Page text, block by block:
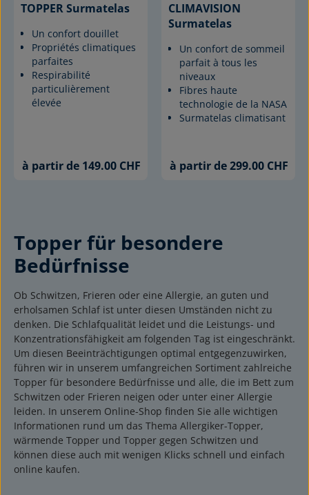
TOPPER Surmatelas
Un confort douillet
Propriétés climatiques
parfaites
Respirabilité
particulièrement
élevée
à partir de 149.00 CHF
CLIMAVISION
Surmatelas
Un confort de sommeil
parfait à tous les
niveaux
Fibres haute
technologie de la NASA
Surmatelas climatisant
à partir de 299.00 CHF
Topper für besondere
Bedürfnisse
Ob Schwitzen, Frieren oder eine Allergie, an guten und
erholsamen Schlaf ist unter diesen Umständen nicht zu
denken. Die Schlafqualität leidet und die Leistungs- und
Konzentrationsfähigkeit am folgenden Tag ist eingeschränkt.
Um diesen Beeinträchtigungen optimal entgegenzuwirken,
führen wir in unserem umfangreichen Sortiment zahlreiche
Topper für besondere Bedürfnisse und alle, die im Bett zum
Schwitzen oder Frieren neigen oder unter einer Allergie
leiden. In unserem Online-Shop finden Sie alle wichtigen
Informationen rund um das Thema Allergiker-Topper,
wärmende Topper und Topper gegen Schwitzen und
können diese auch mit wenigen Klicks schnell und einfach
online kaufen.